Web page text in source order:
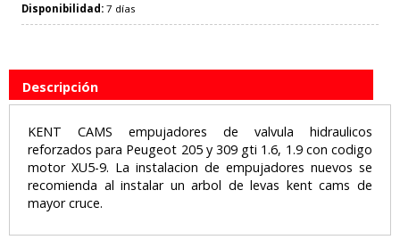
Disponibilidad: 7 días
Descripción
KENT CAMS empujadores de valvula hidraulicos
reforzados para Peugeot 205 y 309 gti 1.6, 1.9 con codigo
motor XU5-9. La instalacion de empujadores nuevos se
recomienda al instalar un arbol de levas kent cams de
mayor cruce.